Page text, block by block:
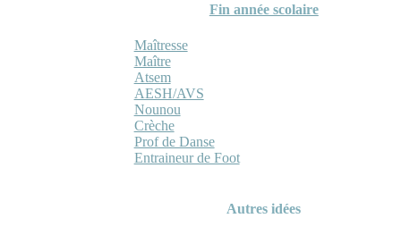
Fin année scolaire
Maîtresse
Maître
Atsem
AESH/AVS
Nounou
Crèche
Prof de Danse
Entraineur de Foot
Autres idées